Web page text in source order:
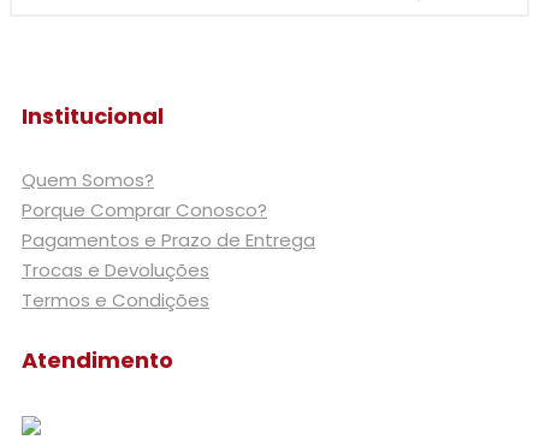
Institucional
Quem Somos?
Porque Comprar Conosco?
Pagamentos e Prazo de Entrega
Trocas e Devoluções
Termos e Condições
Atendimento